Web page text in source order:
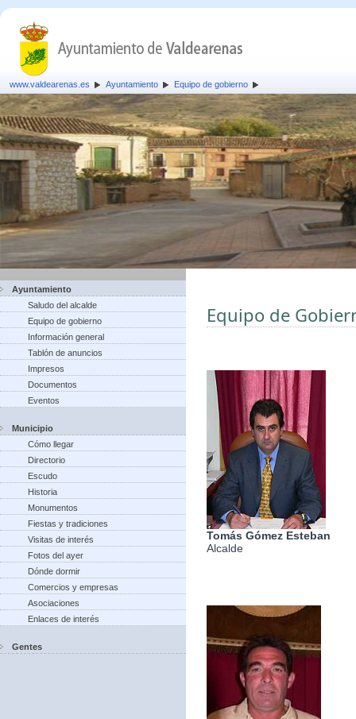
www.valdearenas.es Ayuntamiento Equipo de gobierno
Ayuntamiento
Saludo del alcalde
Equipo de gobierno
Información general
Tablón de anuncios
Impresos
Documentos
Eventos
Municipio
Cómo llegar
Directorio
Escudo
Historia
Monumentos
Fiestas y tradiciones
Visitas de interés
Fotos del ayer
Dónde dormir
Comercios y empresas
Asociaciones
Enlaces de interés
Gentes
Equipo de
Tomás Gómez Esteban
Alcalde